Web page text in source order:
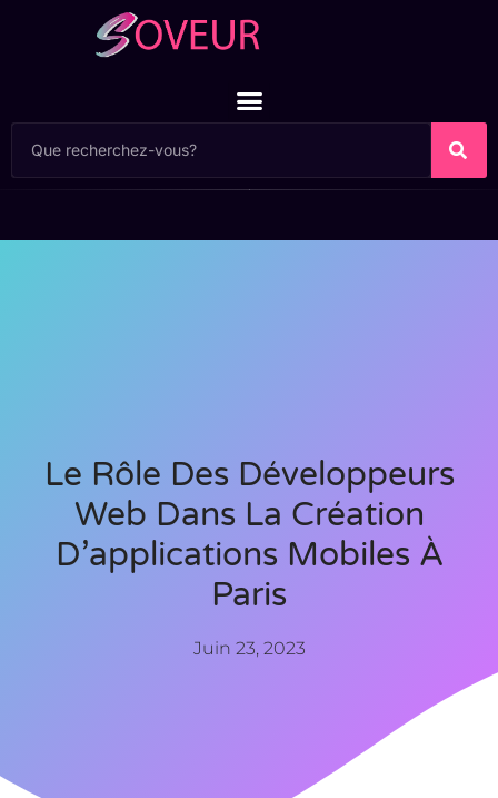
Le Rôle Des Développeurs
Web Dans La Création
D’applications Mobiles À
Paris
Juin 23, 2023